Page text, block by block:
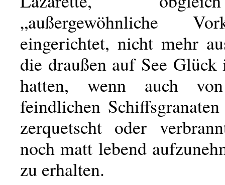
„außergewöhnliche
eingerichtet, nicht mehr
die draußen auf See
hatten, wenn auch
feindlichen
zerquetscht oder
noch matt lebend
zu erhalten.